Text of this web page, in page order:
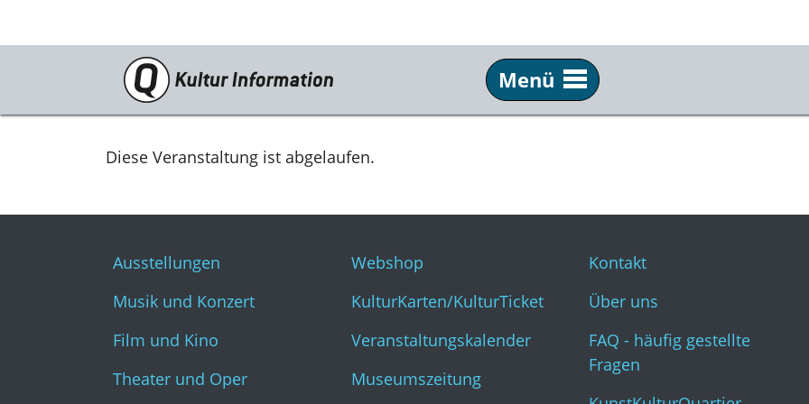
Menü
Veranstaltungen
Ausstellungen
Theater und Oper
Literatur
Service
Museumszeitung
Diese Veranstaltung ist abgelaufen.
Ausstellungen
Musik und Konzert
Film und Kino
Theater und Oper
Webshop
KulturKarten/KulturTicket
Veranstaltungskalender
Museumszeitung
Kontakt
Über uns
FAQ - häufig gestellte
Fragen